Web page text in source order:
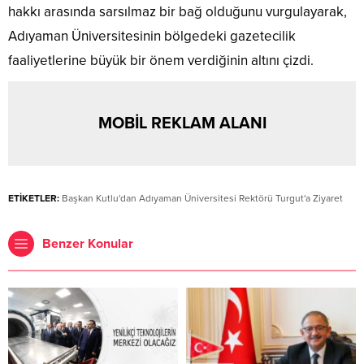
hakkı arasında sarsılmaz bir bağ olduğunu vurgulayarak,
Adıyaman Üniversitesinin bölgedeki gazetecilik
faaliyetlerine büyük bir önem verdiğinin altını çizdi.
MOBİL REKLAM ALANI
ETİKETLER: Başkan Kutlu'dan Adıyaman Üniversitesi Rektörü Turgut'a Ziyaret
Benzer Konular